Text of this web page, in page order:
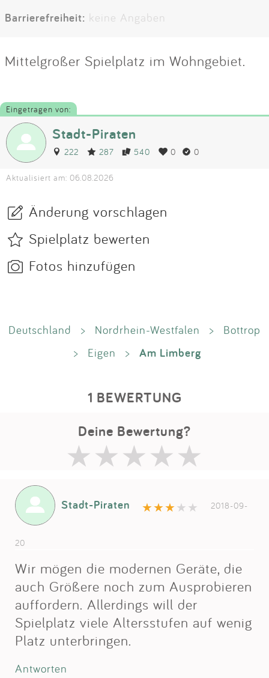
Barrierefreiheit: keine Angaben
Mittelgroßer Spielplatz im Wohngebiet.
Eingetragen von:
Stadt-Piraten
222 287 540 0 0
Aktualisiert am: 06.08.2026
Änderung vorschlagen
Spielplatz bewerten
Fotos hinzufügen
Deutschland > Nordrhein-Westfalen >
Bottrop
>
Eigen > Am Limberg
1 BEWERTUNG
Deine Bewertung?
Stadt-Piraten 2018-09-
20
Wir mögen die modernen Geräte, die
auch Größere noch zum Ausprobieren
auffordern. Allerdings will der
Spielplatz viele Altersstufen auf wenig
Platz unterbringen.
Antworten